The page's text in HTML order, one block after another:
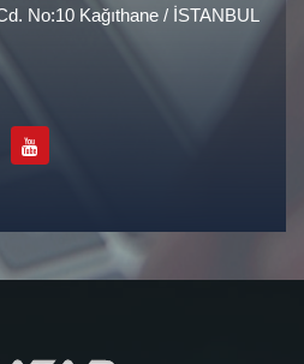
No:10 Kağıthane / İSTANBUL